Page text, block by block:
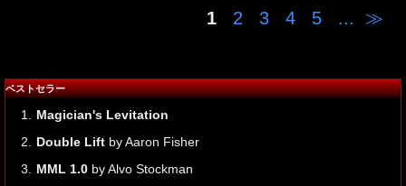
1 2 3 4 5 ... ≫
ベストセラー
1.
Magician's Levitation
2.
Double Lift by Aaron Fisher
3.
MML 1.0 by Alvo Stockman